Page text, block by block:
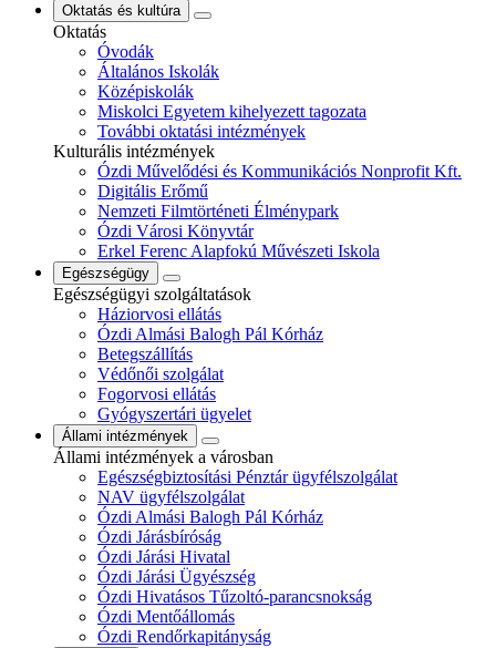
Oktatás és kultúra
Oktatás
Óvodák
Általános Iskolák
Középiskolák
Miskolci Egyetem kihelyezett tagozata
További oktatási intézmények
Kulturális intézmények
Ózdi Művelődési és Kommunikációs Nonprofit Kft.
Digitális Erőmű
Nemzeti Filmtörténeti Élménypark
Ózdi Városi Könyvtár
Erkel Ferenc Alapfokú Művészeti Iskola
Egészségügy
Egészségügyi szolgáltatások
Háziorvosi ellátás
Ózdi Almási Balogh Pál Kórház
Betegszállítás
Védőnői szolgálat
Fogorvosi ellátás
Gyógyszertári ügyelet
Állami intézmények
Állami intézmények a városban
Egészségbiztosítási Pénztár ügyfélszolgálat
NAV ügyfélszolgálat
Ózdi Almási Balogh Pál Kórház
Ózdi Járásbíróság
Ózdi Járási Hivatal
Ózdi Járási Ügyészség
Ózdi Hivatásos Tűzoltó-parancsnokság
Ózdi Mentőállomás
Ózdi Rendőrkapitányság